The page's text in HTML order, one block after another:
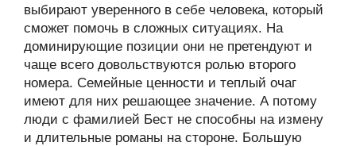
выбирают уверенного в себе человека, который
сможет помочь в сложных ситуациях. На
доминирующие позиции они не претендуют и
чаще всего довольствуются ролью второго
номера. Семейные ценности и теплый очаг
имеют для них решающее значение. А потому
люди с фамилией Бест не способны на измену
и длительные романы на стороне. Большую